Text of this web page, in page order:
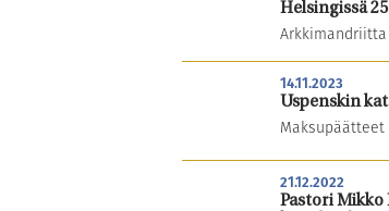
Helsingissä
Arkkimandriitta
14.11.2023
Uspenskin
21.12.2022
Pastori Mikko